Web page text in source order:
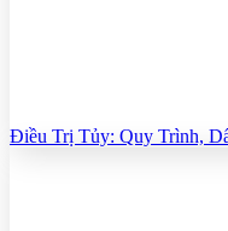
Điều Trị Tủy: Quy Trình,